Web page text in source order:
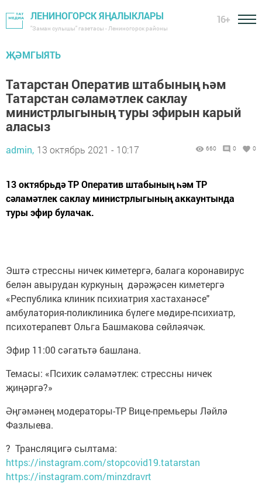
ЛЕНИНОГОРСК ЯҢАЛЫКЛАРЫ
"Заман сулышы" газетасы - Лениногорск районы
16+
ҖӘМГЫЯТЬ
Татарстан Оператив штабының һәм
Татарстан сәламәтлек саклау
министрлыгының туры эфирын карый
аласыз
admin, 13 октябрь 2021 - 10:17 660 0 0
13 октябрьдә ТР Оператив штабының һәм ТР
сәламәтлек саклау министрлыгының аккаунтында
туры эфир булачак.
Эштә стрессны ничек киметергә, балага коронавирус
белән авырудан куркуның дәрәҗәсен киметергә
«Республика клиник психиатрия хастаханәсе"
амбулатория-поликлиника бүлеге мөдире-психиатр,
психотерапевт Ольга Башмакова сөйләячәк.
Эфир 11:00 сәгатьтә башлана.
Темасы: «Психик сәламәтлек: стрессны ничек
җиңәргә?»
Әңгәмәнең модераторы-ТР Вице-премьеры Ләйлә
Фазлыева.
? Трансляцигә сылтама:
https://instagram.com/stopcovid19.tatarstan
https://instagram.com/minzdravrt